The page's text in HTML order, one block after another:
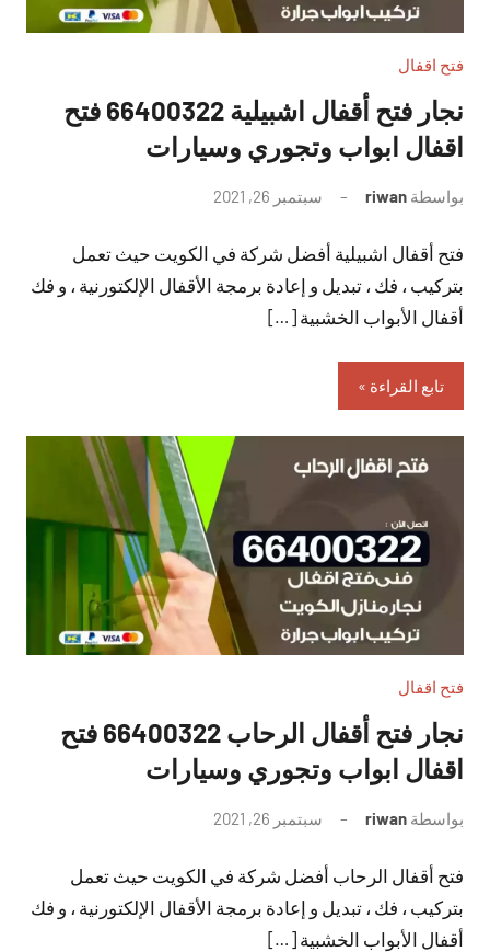
فتح اقفال
نجار فتح أقفال اشبيلية 66400322 فتح
اقفال ابواب وتجوري وسيارات
بواسطة riwan سبتمبر 26, 2021
تعليقات
فتح أقفال اشبيلية أفضل شركة في الكويت حيث تعمل
بتركيب ، فك ، تبديل و إعادة برمجة الأقفال الإلكتورنية ، و فك
أقفال الأبواب الخشبية […]
تابع القراءة
فتح اقفال
نجار فتح أقفال الرحاب 66400322 فتح
اقفال ابواب وتجوري وسيارات
بواسطة riwan سبتمبر 26, 2021
تعليقات
فتح أقفال الرحاب أفضل شركة في الكويت حيث تعمل
بتركيب ، فك ، تبديل و إعادة برمجة الأقفال الإلكتورنية ، و فك
أقفال الأبواب الخشبية […]